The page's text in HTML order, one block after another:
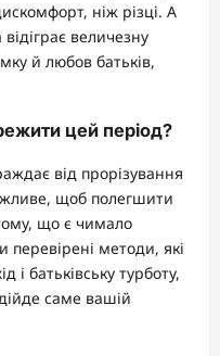
ніж різці. А
величезну
й любов батьків,
цей період?
від прорізування
щоб полегшити
що є чимало
перевірені методи, які
і батьківську турботу,
саме вашій